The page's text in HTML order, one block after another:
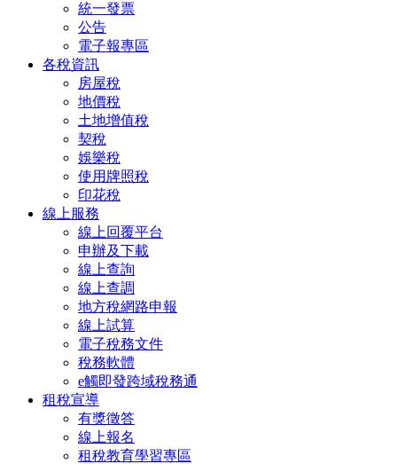
統一發票
公告
電子報專區
各稅資訊
房屋稅
地價稅
土地增值稅
契稅
娛樂稅
使用牌照稅
印花稅
線上服務
線上回覆平台
申辦及下載
線上查詢
線上查調
地方稅網路申報
線上試算
電子稅務文件
稅務軟體
e觸即發跨域稅務通
租稅宣導
有獎徵答
線上報名
租稅教育學習專區